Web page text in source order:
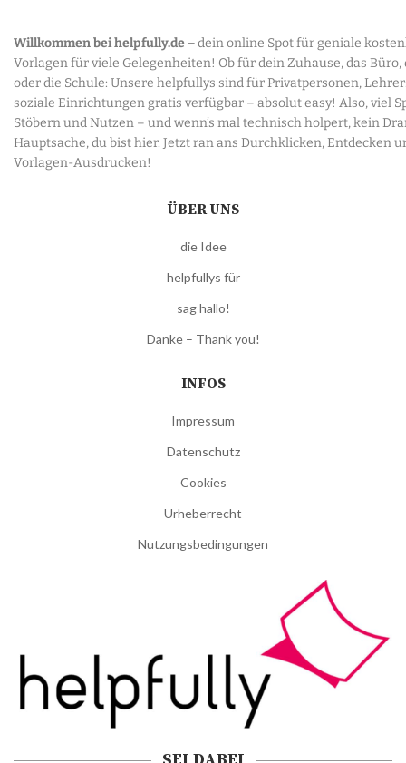
Willkommen bei helpfully.de –dein online Spot für geniale
Vorlagen für viele Gelegenheiten! Ob für dein Zuhause, das Büro,
oder die Schule: Unsere helpfullys sind für Privatpersonen,
soziale Einrichtungen gratis verfügbar – absolut easy! Also, viel
Stöbern und Nutzen – und wenn’s mal technisch holpert, kein
Hauptsache, du bist hier. Jetzt ran ans Durchklicken, Entdecken
Vorlagen-Ausdrucken!
ÜBER UNS
die Idee
helpfullys für
sag hallo!
Danke – Thank you!
INFOS
Impressum
Datenschutz
Cookies
Urheberrecht
Nutzungsbedingungen